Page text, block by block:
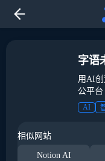
字语
用AI
公平台
AI
相似网站
Notion AI